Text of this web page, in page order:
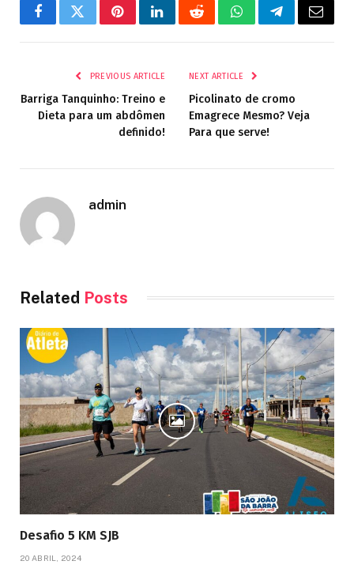
FacebookTwitterPinterestLinkedInRedditWhatsAppTelegramEmail
PREVIOUS ARTICLE
Barriga Tanquinho: Treino e
Dieta para um abdômen
definido!
NEXT ARTICLE
Picolinato de cromo
Emagrece Mesmo? Veja
Para que serve!
admin
Related Posts
Desafio 5 KM SJB
20 ABRIL, 2024